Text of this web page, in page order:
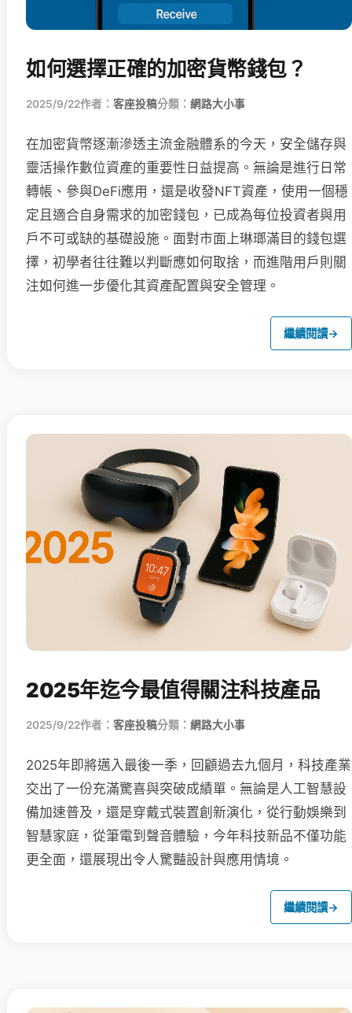
如何選擇正確的加密貨幣錢包？
2025/9/22作者： 客座投稿分類： 網路大小事
在加密貨幣逐漸滲透主流金融體系的今天，安全儲存與
靈活操作數位資產的重要性日益提高。無論是進行日常
轉帳、參與DeFi應用，還是收發NFT資產，使用一個穩
定且適合自身需求的加密錢包，已成為每位投資者與用
戶不可或缺的基礎設施。面對市面上琳瑯滿目的錢包選
擇，初學者往往難以判斷應如何取捨，而進階用戶則關
注如何進一步優化其資產配置與安全管理。
繼續閱讀→
2025年迄今最值得關注科技產品
2025/9/22作者： 客座投稿分類： 網路大小事
2025年即將邁入最後一季，回顧過去九個月，科技產業
交出了一份充滿驚喜與突破成績單。無論是人工智慧設
備加速普及，還是穿戴式裝置創新演化，從行動娛樂到
智慧家庭，從筆電到聲音體驗，今年科技新品不僅功能
更全面，還展現出令人驚豔設計與應用情境。
繼續閱讀→